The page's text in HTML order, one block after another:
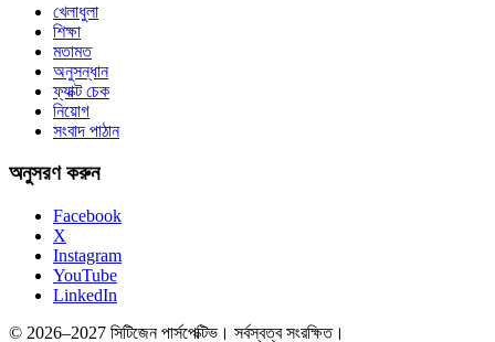
খেলাধুলা
শিক্ষা
মতামত
অনুসন্ধান
ফ্যাক্ট চেক
নিয়োগ
সংবাদ পাঠান
অনুসরণ করুন
Facebook
X
Instagram
YouTube
LinkedIn
© 2026–2027 সিটিজেন পার্সপেক্টিভ। সর্বস্বত্ব সংরক্ষিত।